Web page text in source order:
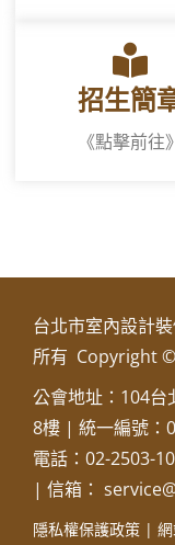
招生簡
《點擊前往》
台北市室內設計
所有 Copyright
公會地址：104台
8樓 | 統一編號：
電話：02-2503-
| 信箱：
隱私權保護政策 |